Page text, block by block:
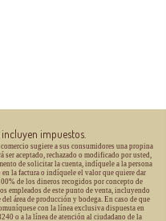
impuestos.
sugiere a sus consumidores una propina
aceptado, rechazado o modificado por usted,
de solicitar la cuenta, indíquele a la persona
la factura o indíquele el valor que quiere dar
de los dineros recogidos por concepto de
empleados de este punto de venta, incluyendo
área de producción y bodega. En caso de que
con la línea exclusiva dispuesta en
o a la línea de atención al ciudadano de la